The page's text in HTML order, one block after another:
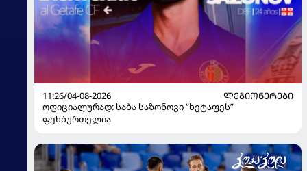
11:26/04-08-2026
ᲚᲔᲒᲘᲝᲜᲔᲠᲔᲑᲘ
ოფიციალურად: საბა საზონოვი “ხეტაფეს”
ფეხბურთელია